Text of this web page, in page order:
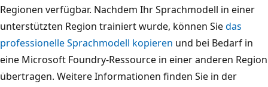
Regionen verfügbar. Nachdem Ihr Sprachmodell in einer
unterstützten Region trainiert wurde, können Siedas
professionelle Sprachmodell kopieren und bei Bedarf in
eine Microsoft Foundry-Ressource in einer anderen Region
übertragen. Weitere Informationen finden Sie in der